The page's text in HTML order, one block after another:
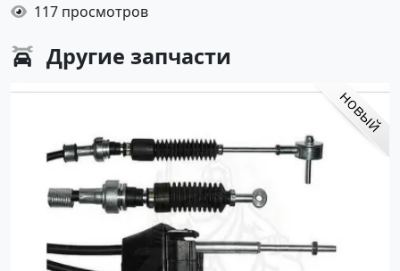
117 просмотров
Другие запчасти